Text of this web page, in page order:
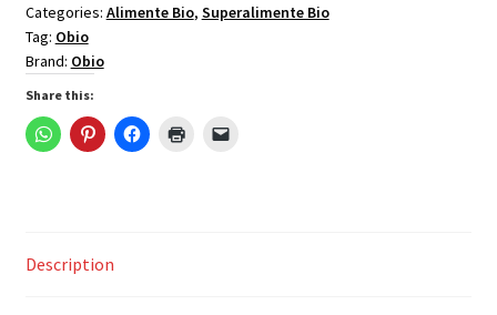
60g,
Obio
quantity
Categories: Alimente Bio, Superalimente Bio
Tag: Obio
Brand: Obio
Share this:
Description